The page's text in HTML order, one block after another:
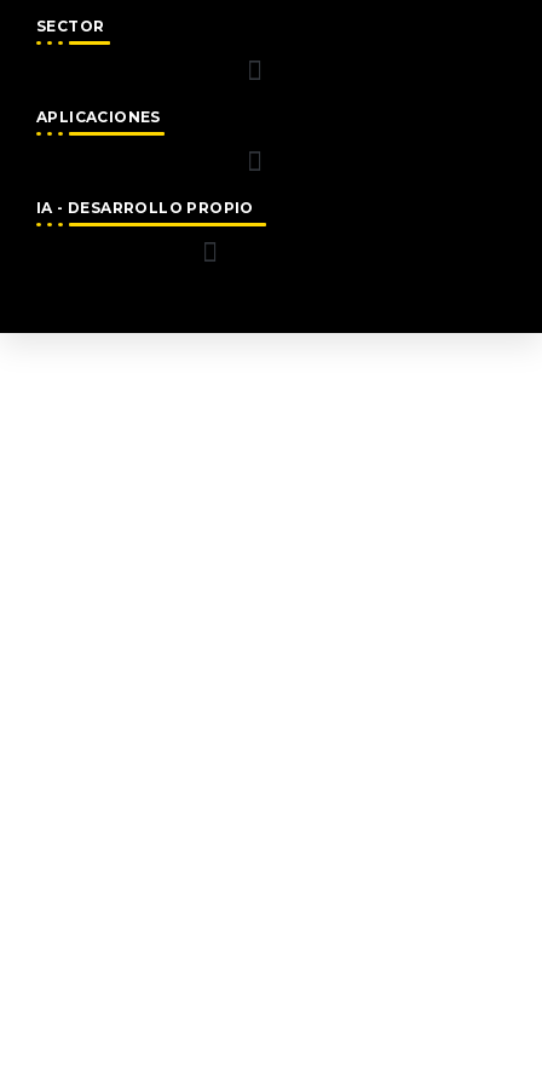
SECTOR
APLICACIONES
IA - DESARROLLO PROPIO